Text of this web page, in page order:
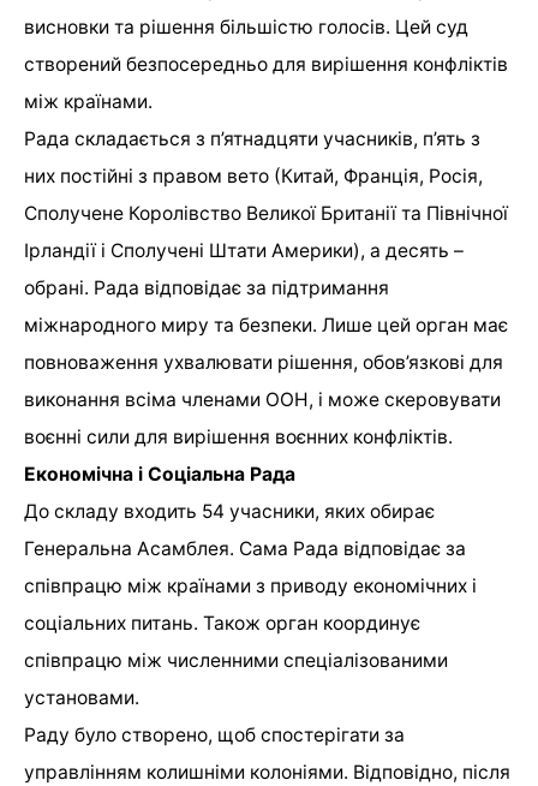
висновки та рішення більшістю голосів. Цей суд
створений безпосередньо для вирішення конфліктів
між країнами.
Рада складається з п’ятнадцяти учасників, п’ять з
них постійні з правом вето (Китай, Франція, Росія,
Сполучене Королівство Великої Британії та Північної
Ірландії і Сполучені Штати Америки), а десять –
обрані. Рада відповідає за підтримання
міжнародного миру та безпеки. Лише цей орган має
повноваження ухвалювати рішення, обов’язкові для
виконання всіма членами ООН, і може скеровувати
воєнні сили для вирішення воєнних конфліктів.
Економічна і Соціальна Рада
До складу входить 54 учасники, яких обирає
Генеральна Асамблея. Сама Рада відповідає за
співпрацю між країнами з приводу економічних і
соціальних питань. Також орган координує
співпрацю між численними спеціалізованими
установами.
Раду було створено, щоб спостерігати за
управлінням колишніми колоніями. Відповідно, після